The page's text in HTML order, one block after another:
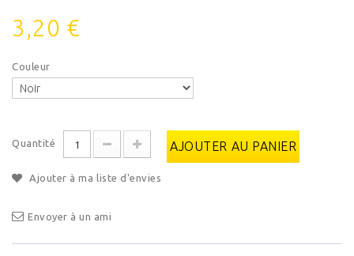
3,20 €
Couleur
Quantité AJOUTER AU PANIER
Ajouter à ma liste d'envies
Envoyer à un ami